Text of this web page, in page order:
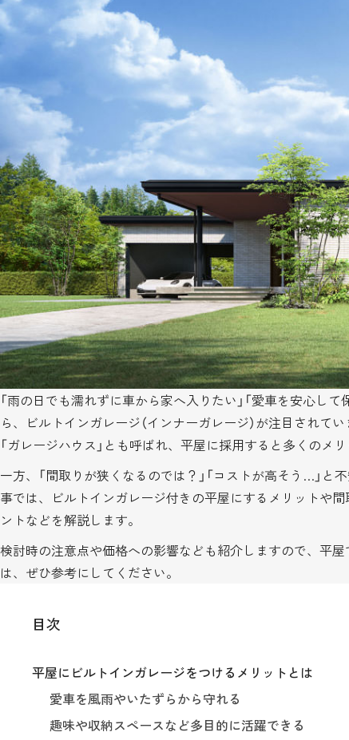
「雨の日でも濡れずに車から家へ入りたい」「愛車を安心し
ら、ビルトインガレージ（インナーガレージ）が注目されて
「ガレージハウス」とも呼ばれ、平屋に採用すると多くのメリ
一方、「間取りが狭くなるのでは？」「コストが高そう…」
事では、ビルトインガレージ付きの平屋にするメリットや
ントなどを解説します。
検討時の注意点や価格への影響なども紹介しますので、平
は、ぜひ参考にしてください。
目次
平屋にビルトインガレージをつけるメリットとは
愛車を風雨やいたずらから守れる
趣味や収納スペースなど多目的に活躍できる